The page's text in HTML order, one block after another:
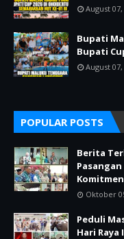
August 07,
Bupati
Bupati
August 07,
POPULAR POSTS
Berita
Oktober
Peduli
Hari Raya